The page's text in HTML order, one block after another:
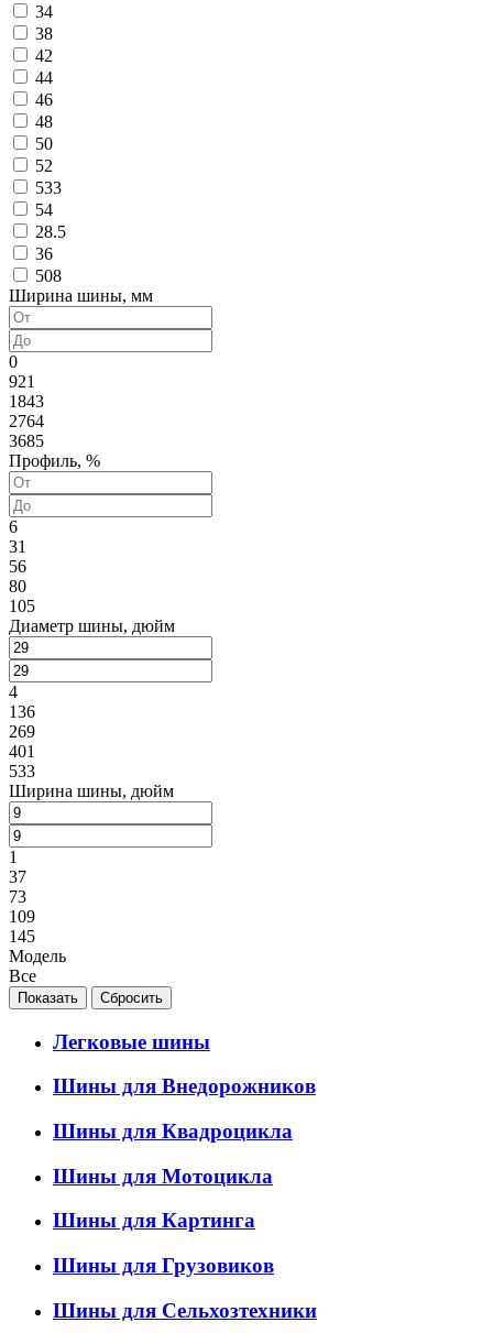
34
38
42
44
46
48
50
52
533
54
28.5
36
508
Ширина шины, мм
0
921
1843
2764
3685
Профиль, %
6
31
56
80
105
Диаметр шины, дюйм
4
136
269
401
533
Ширина шины, дюйм
1
37
73
109
145
Модель
Все
Легковые шины
Шины для Внедорожников
Шины для Квадроцикла
Шины для Мотоцикла
Шины для Картинга
Шины для Грузовиков
Шины для Сельхозтехники